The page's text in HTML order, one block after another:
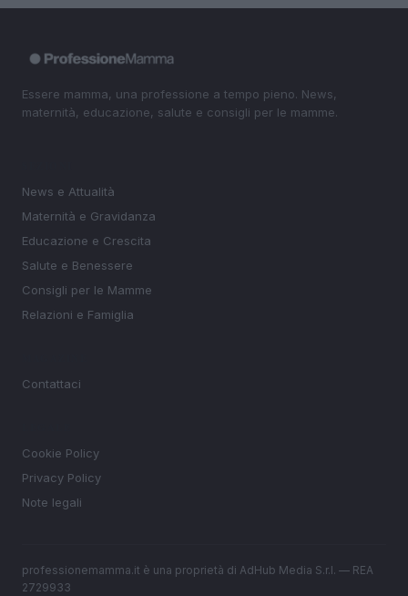
Essere mamma, una professione a tempo pieno. News,
maternità, educazione, salute e consigli per le mamme.
News e Attualità
Maternità e Gravidanza
Educazione e Crescita
Salute e Benessere
Consigli per le Mamme
Relazioni e Famiglia
Contattaci
Cookie Policy
Privacy Policy
Note legali
professionemamma.it è una proprietà di AdHub Media S.r.l. — REA
2729933